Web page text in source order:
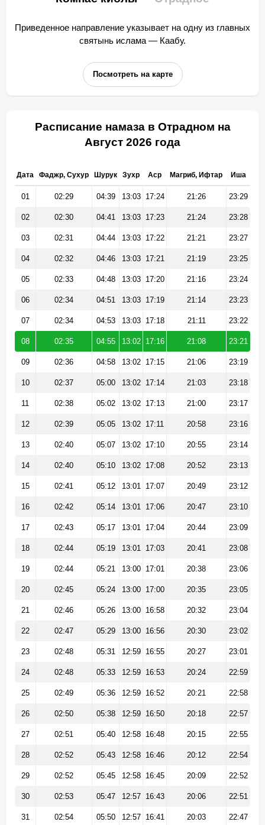
Приведенное направление указывает на одну из главных
святынь ислама — Каабу.
Посмотреть на карте
Расписание намаза в Отрадном на
Август 2026 года
Дата Фаджр, Сухур Шурук Зухр Аср Магриб, Ифтар Иша
01 02:29 04:39 13:03 17:24 21:26 23:29
02 02:30 04:41 13:03 17:23 21:24 23:28
03 02:31 04:44 13:03 17:22 21:21 23:27
04 02:32 04:46 13:03 17:21 21:19 23:25
05 02:33 04:48 13:03 17:20 21:16 23:24
06 02:34 04:51 13:03 17:19 21:14 23:23
07 02:34 04:53 13:03 17:18 21:11 23:22
08 02:35 04:55 13:02 17:16 21:08 23:21
09 02:36 04:58 13:02 17:15 21:06 23:19
10 02:37 05:00 13:02 17:14 21:03 23:18
11 02:38 05:02 13:02 17:13 21:00 23:17
12 02:39 05:05 13:02 17:11 20:58 23:16
13 02:40 05:07 13:02 17:10 20:55 23:14
14 02:40 05:10 13:02 17:08 20:52 23:13
15 02:41 05:12 13:01 17:07 20:49 23:12
16 02:42 05:14 13:01 17:06 20:47 23:10
17 02:43 05:17 13:01 17:04 20:44 23:09
18 02:44 05:19 13:01 17:03 20:41 23:08
19 02:44 05:21 13:00 17:01 20:38 23:06
20 02:45 05:24 13:00 17:00 20:35 23:05
21 02:46 05:26 13:00 16:58 20:32 23:04
22 02:47 05:29 13:00 16:56 20:30 23:02
23 02:48 05:31 12:59 16:55 20:27 23:01
24 02:48 05:33 12:59 16:53 20:24 22:59
25 02:49 05:36 12:59 16:52 20:21 22:58
26 02:50 05:38 12:59 16:50 20:18 22:57
27 02:51 05:40 12:58 16:48 20:15 22:55
28 02:52 05:43 12:58 16:46 20:12 22:54
29 02:52 05:45 12:58 16:45 20:09 22:52
30 02:53 05:47 12:57 16:43 20:06 22:51
31 02:54 05:50 12:57 16:41 20:03 22:47